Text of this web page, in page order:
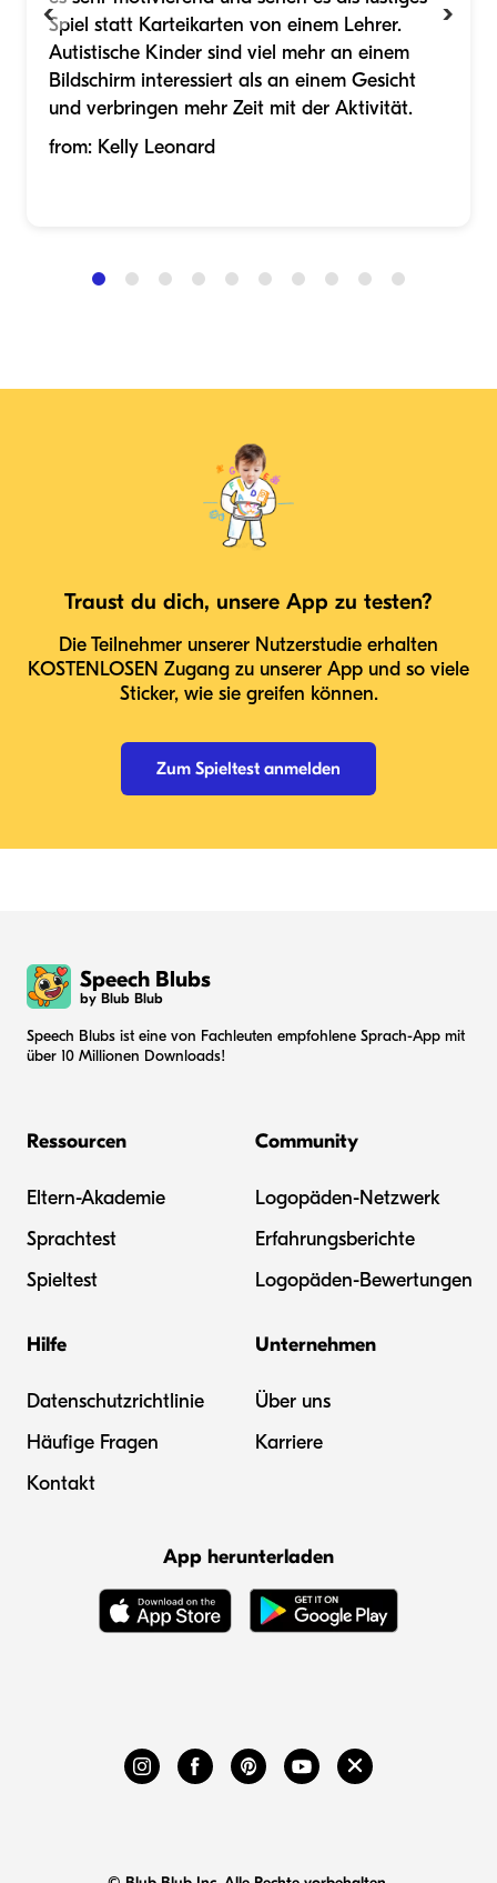
‹Spiel statt Karteikarten von einem Lehrer.
Autistische Kinder sind viel mehr an einem
Bildschirm interessiert als an einem Gesicht
und verbringen mehr Zeit mit der Aktivität.
from: Kelly Leonard
›
Traust du dich, unsere App zu testen?
Die Teilnehmer unserer Nutzerstudie erhalten
KOSTENLOSEN Zugang zu unserer App und so viele
Sticker, wie sie greifen können.
Zum Spieltest anmelden
Speech Blubs
by Blub Blub
Speech Blubs ist eine von Fachleuten empfohlene Sprach-App mit
über 10 Millionen Downloads!
Ressourcen
Eltern-Akademie
Sprachtest
Spieltest
Community
Logopäden-Netzwerk
Erfahrungsberichte
Logopäden-Bewertungen
Hilfe
Datenschutzrichtlinie
Häufige Fragen
Kontakt
Unternehmen
Über uns
Karriere
App herunterladen